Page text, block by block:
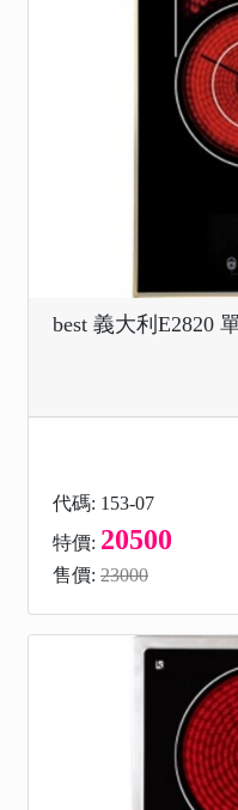
best 義大利E2820
代碼: 153-07
特價: 20500
售價: 23000